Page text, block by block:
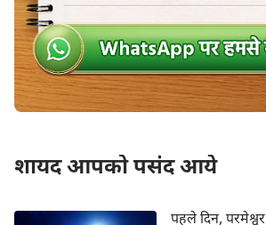
और स्थायी था।
एक बार जब नीनवे के लोग, राजा से लेकर
कि यहोवा परमेश्वर उनसे क्रोधित है, तो
कार्य, उनका समग्र आचरण, उनका हर एक
व्यवहार के अनुसार बदल गया। उस क्षण
पवित्रशास्त्र में ये वचन दर्ज हैं : “जब
शायद आपको पसंद आये
पहले दिन,